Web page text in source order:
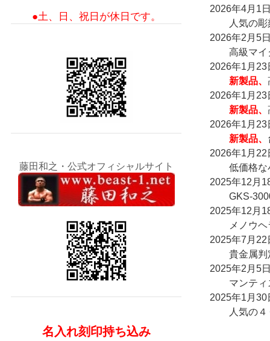
2026年4月1
人気の彫刻
2026年2月5
高級マイク
2026年1月23
新製品、
2026年1月23
新製品、
2026年1月23
新製品、
2026年1月22
低価格な
2025年12月
GKS-3000
2025年12月
メノウヘラ
2025年7月22
貴金属判定
2025年2月5
マンティス
2025年1月30
人気の４０
●土、日、祝日が休日です。
藤田和之・公式オフィシャルサイト
名入れ刻印持ち込み